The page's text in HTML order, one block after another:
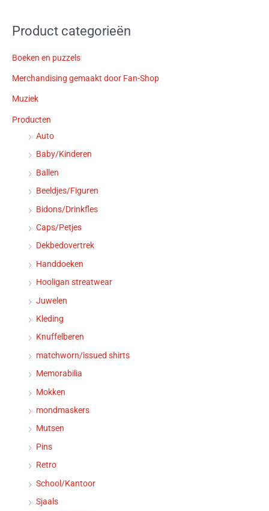
Product categorieën
Boeken en puzzels
Merchandising gemaakt door Fan-Shop
Muziek
Producten
Auto
Baby/Kinderen
Ballen
Beeldjes/Figuren
Bidons/Drinkfles
Caps/Petjes
Dekbedovertrek
Handdoeken
Hooligan streatwear
Juwelen
Kleding
Knuffelberen
matchworn/issued shirts
Memorabilia
Mokken
mondmaskers
Mutsen
Pins
Retro
School/Kantoor
Sjaals